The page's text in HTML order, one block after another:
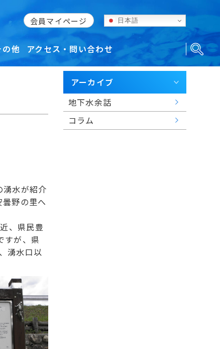
会員マイページ 日本語
の他 アクセス・問い合わせ
湧水が紹介
野の里へ
、県民豊
すが、県
湧水口以
アーカイブ
地下水余話
コラム